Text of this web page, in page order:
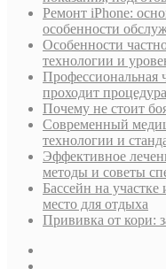
Ремонт iPhone:
особенности
Особенности
технологии и
Профессиональная
проходит процедура
Почему не стоит
Современный
технологии и
Эффективное
методы и советы
Бассейн на
место для отдыха
Прививка от кори: